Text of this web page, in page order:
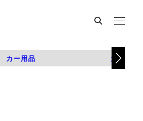
カー用品 カスタム